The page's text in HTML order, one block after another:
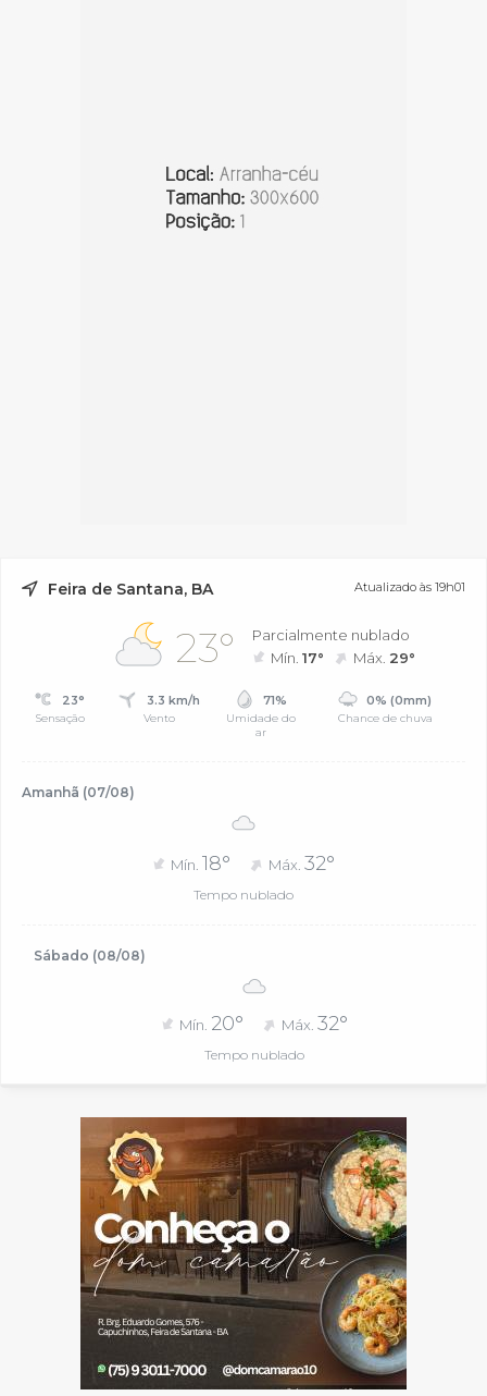
Feira de Santana, BA Atualizado às 19h01
23°
Parcialmente nublado
Mín.17° Máx. 29°
23°
Sensação
3.3 km/h
Vento
71%
Umidade do
ar
0% (0mm)
Chance de chuva
Amanhã (07/08)
Mín. 18° Máx. 32°
Tempo nublado
Sábado (08/08)
Mín. 20° Máx.32°
Tempo nublado